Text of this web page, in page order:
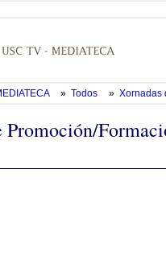
» Todos » Xornadas